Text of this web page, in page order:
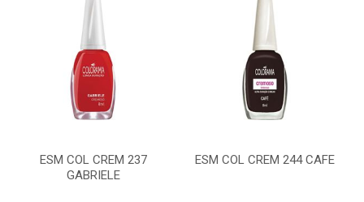
ESM COL CREM 237
GABRIELE
ESM COL CREM 244 CAFE